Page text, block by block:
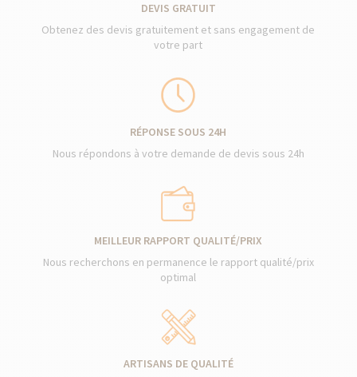
DEVIS GRATUIT
Obtenez des devis gratuitement et sans engagement de
votre part
RÉPONSE SOUS 24H
Nous répondons à votre demande de devis sous 24h
MEILLEUR RAPPORT QUALITÉ/PRIX
Nous recherchons en permanence le rapport qualité/prix
optimal
ARTISANS DE QUALITÉ